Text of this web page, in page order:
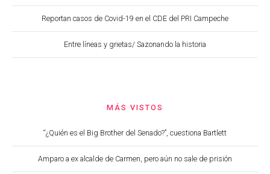
Reportan casos de Covid-19 en el CDE del PRI Campeche
Entre líneas y grietas/ Sazonando la historia
MÁS VISTOS
“¿Quién es el Big Brother del Senado?”, cuestiona Bartlett
Amparo a ex alcalde de Carmen, pero aún no sale de prisión